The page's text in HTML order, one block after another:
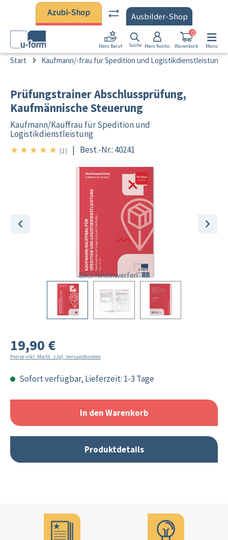
Zum Hauptinhalt springen
Azubi-Shop Ausbilder-Shop
Mein Beruf Suche Mein Konto Warenkorb
0
Menü
Start Kaufmann/-frau für Spedition und Logistikdienstleistung
Prüfungstrainer Abschlussprüfung,
Kaufmännische Steuerung
Kaufmann/Kauffrau für Spedition und
Logistikdienstleistung
★ ★ ★ ★ ★ 5/5
(1) | Best.-Nr.: 40241
Bildergalerie überspringen
Blick hineinwerfen
19,90 €
Preise inkl. MwSt. zzgl. Versandkosten
Sofort verfügbar, Lieferzeit: 1-3 Tage
In den Warenkorb
Produktdetails